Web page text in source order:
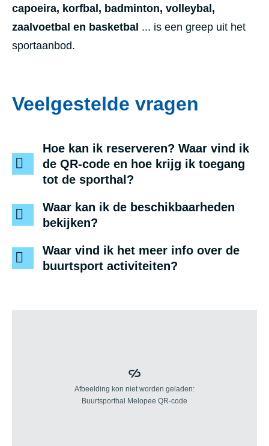
capoeira, korfbal, badminton, volleybal,
zaalvoetbal en basketbal ... is een greep uit het
sportaanbod.
Veelgestelde vragen
Hoe kan ik reserveren? Waar vind ik
de QR-code en hoe krijg ik toegang
tot de sporthal?
Waar kan ik de beschikbaarheden
bekijken?
Waar vind ik het meer info over de
buurtsport activiteiten?